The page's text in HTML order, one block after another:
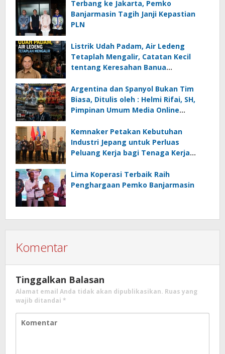
Terbang ke Jakarta, Pemko
Banjarmasin Tagih Janji Kepastian
PLN
Listrik Udah Padam, Air Ledeng
Tetaplah Mengalir, Catatan Kecil
tentang Keresahan Banua
Ancaman Lingkungan, Oleh : Helmi
Rifai, SH
Argentina dan Spanyol Bukan Tim
Biasa, Ditulis oleh : Helmi Rifai, SH,
Pimpinan Umum Media Online
Kemnaker Petakan Kebutuhan
Industri Jepang untuk Perluas
Peluang Kerja bagi Tenaga Kerja
Lima Koperasi Terbaik Raih
Penghargaan Pemko Banjarmasin
Komentar
Tinggalkan Balasan
Alamat email Anda tidak akan dipublikasikan. Ruas yang
wajib ditandai *